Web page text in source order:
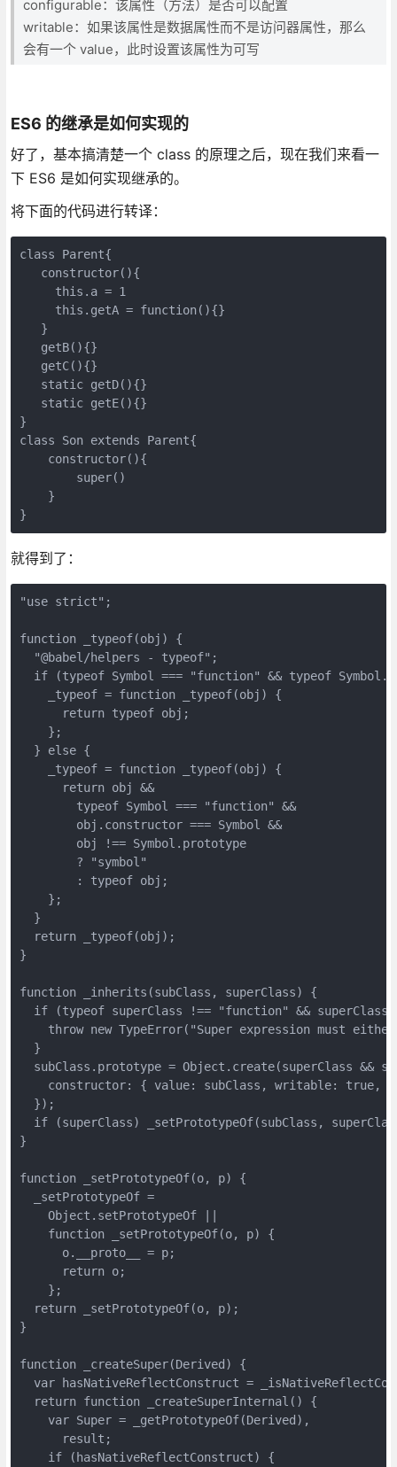
configurable：该属性（方法）是否可以配置
writable：如果该属性是数据属性而不是访问器属性，那么
会有一个 value，此时设置该属性为可写
ES6 的继承是如何实现的
好了，基本搞清楚一个 class 的原理之后，现在我们来看一
下 ES6 是如何实现继承的。
将下面的代码进行转译：
class Parent{
   constructor(){
     this.a = 1
     this.getA = function(){}
   }
   getB(){}
   getC(){}
   static getD(){}
   static getE(){}
}
class Son extends Parent{
    constructor(){
        super()
    }
}
就得到了：
"use strict";
function _typeof(obj) {
  "@babel/helpers - typeof";
if (typeof Symbol === "function" && typeof
    _typeof = function _typeof(obj) {
      return typeof obj;
    };
  } else {
    _typeof = function _typeof(obj) {
      return obj &&
        typeof Symbol === "function" &&
        obj.constructor === Symbol &&
        obj !== Symbol.prototype
        ? "symbol"
        : typeof obj;
    };
  }
  return _typeof(obj);
}
function _inherits(subClass, superClass) {
if (typeof superClass !== "function" && superClass
throw new TypeError("Super expression must
  }
subClass.prototype = Object.create(superClass &&
constructor: { value: subClass, writable: true,
  });
if (superClass) _setPrototypeOf(subClass,
}
function _setPrototypeOf(o, p) {
  _setPrototypeOf =
    Object.setPrototypeOf ||
    function _setPrototypeOf(o, p) {
      o.__proto__ = p;
      return o;
    };
  return _setPrototypeOf(o, p);
}
function _createSuper(Derived) {
var hasNativeReflectConstruct =
  return function _createSuperInternal() {
    var Super = _getPrototypeOf(Derived),
      result;
    if (hasNativeReflectConstruct) {